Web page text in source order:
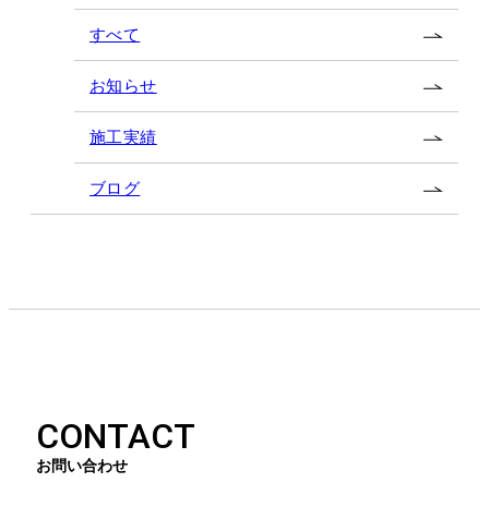
すべて
お知らせ
施工実績
ブログ
CONTACT
お問い合わせ